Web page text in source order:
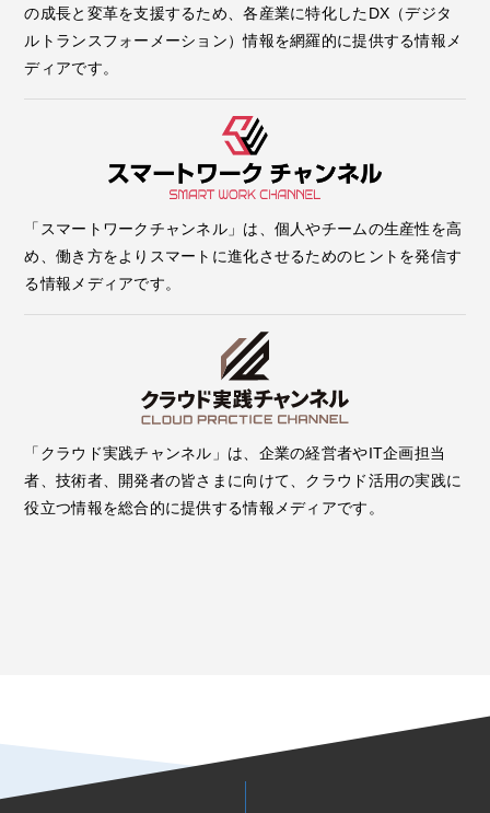
の成長と変革を支援するため、各産業に特化したDX（デジタ
ルトランスフォーメーション）情報を網羅的に提供する情報メ
ディアです。
「スマートワークチャンネル」は、個人やチームの生産性を高
め、働き方をよりスマートに進化させるためのヒントを発信す
る情報メディアです。
「クラウド実践チャンネル」は、企業の経営者やIT企画担当
者、技術者、開発者の皆さまに向けて、クラウド活用の実践に
役立つ情報を総合的に提供する情報メディアです。